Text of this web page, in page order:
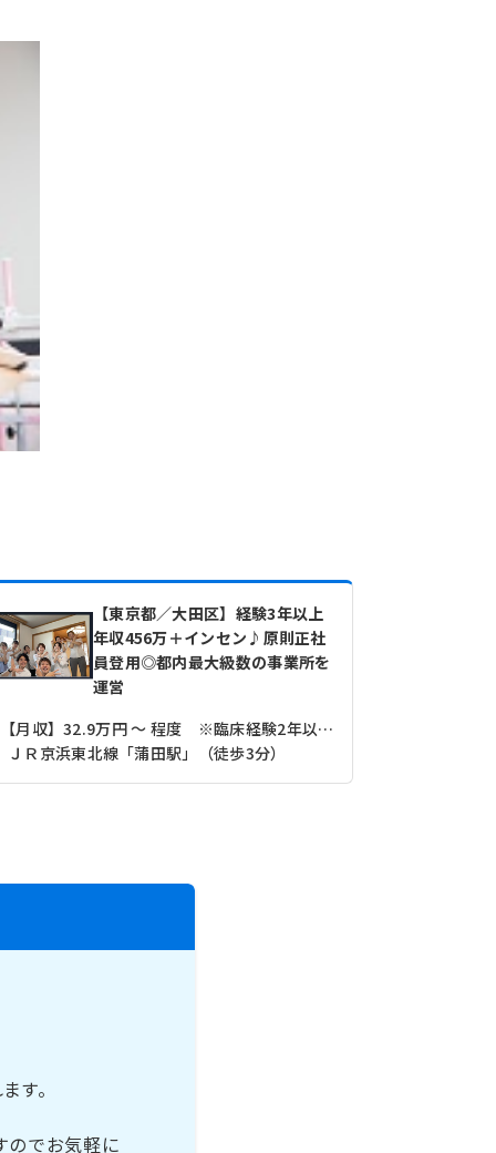
【東京都／大田区】経験3年以上
年収456万＋インセン♪原則正社
員登用◎都内最大級数の事業所を
運営
【月収】32.9万円 ～ 程度 ※臨床経験2年以上3年未満モデル
ＪＲ京浜東北線「蒲田駅」（徒歩3分）
す。
のでお気軽に